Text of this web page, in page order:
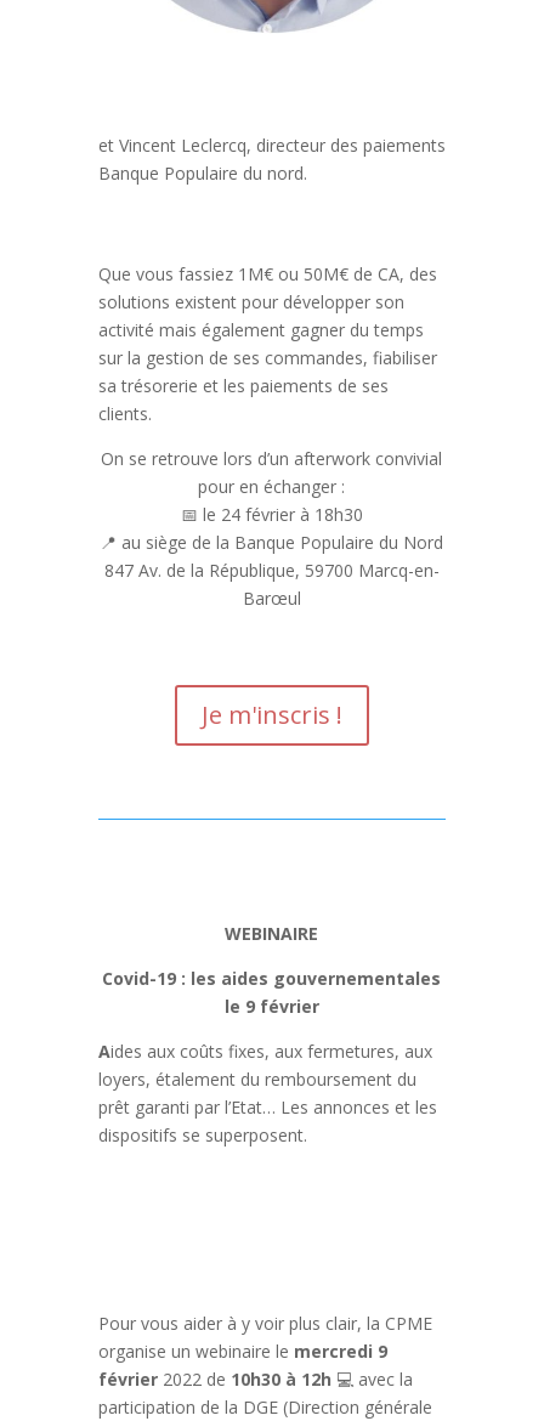
et Vincent Leclercq, directeur des paiements
Banque Populaire du nord.
Que vous fassiez 1M€ ou 50M€ de CA, des
solutions existent pour développer son
activité mais également gagner du temps
sur la gestion de ses commandes, fiabiliser
sa trésorerie et les paiements de ses
clients.
On se retrouve lors d’un afterwork convivial
pour en échanger :
📅 le 24 février à 18h30
📍 au siège de la Banque Populaire du Nord
847 Av. de la République, 59700 Marcq-en-
Barœul
Je m'inscris !
WEBINAIRE
Covid-19 : les aides gouvernementales
le 9 février
Aides aux coûts fixes, aux fermetures, aux
loyers, étalement du remboursement du
prêt garanti par l’Etat… Les annonces et les
dispositifs se superposent.
Pour vous aider à y voir plus clair, la CPME
organise un webinaire le mercredi 9
février2022 de 10h30 à 12h 💻avec la
participation de la DGE (Direction générale